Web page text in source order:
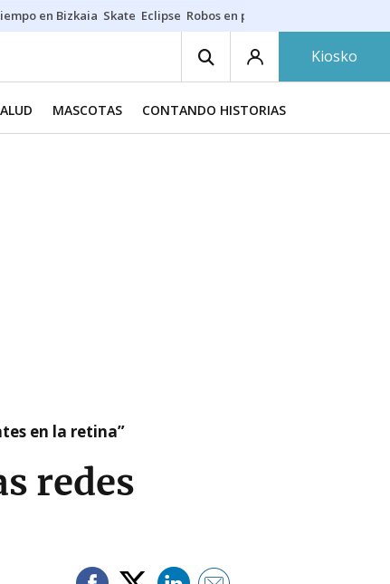
en Bizkaia Skate Eclipse Robos en playas
Kiosko
MASCOTAS CONTANDO HISTORIAS
en la retina”
redes